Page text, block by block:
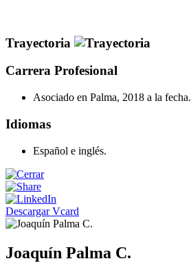
Trayectoria
Carrera Profesional
Asociado en Palma, 2018 a la fecha.
Idiomas
Español e inglés.
Descargar Vcard
Joaquín Palma C.